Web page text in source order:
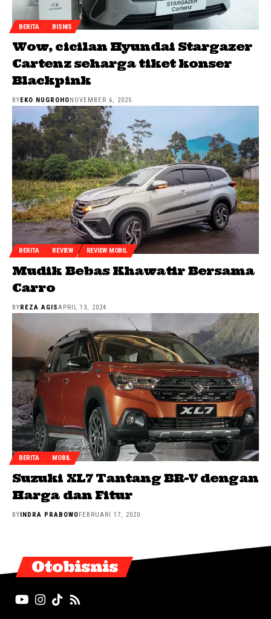
BERITA BISNIS
Wow, cicilan Hyundai Stargazer
Cartenz seharga tiket konser
Blackpink
BYEKO NUGROHONOVEMBER 6, 2025
BERITA REVIEW REVIEW MOBIL
Mudik Bebas Khawatir Bersama
Carro
BYREZA AGISAPRIL 13, 2024
BERITA MOBIL
Suzuki XL7 Tantang BR-V dengan
Harga dan Fitur
BYINDRA PRABOWOFEBRUARI 17, 2020
Otobisnis